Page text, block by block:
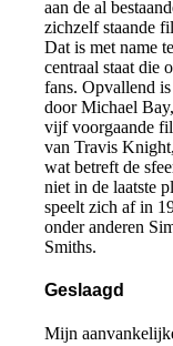
aan de al
zichzelf staande
Dat is met name
centraal staat die
fans. Opvallend
door Michael
vijf voorgaande
van Travis
wat betreft de
niet in de laatste
speelt zich af in
onder anderen
Smiths.
Geslaagd
Mijn